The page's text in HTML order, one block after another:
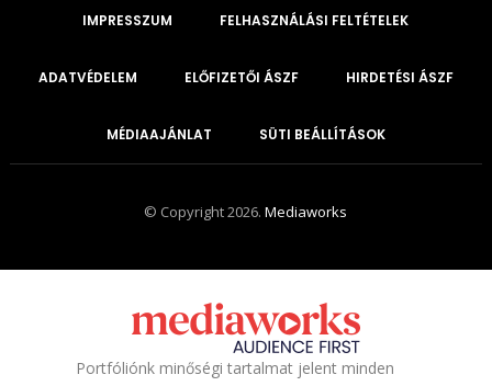
IMPRESSZUM FELHASZNÁLÁSI FELTÉTELEK
ADATVÉDELEM ELŐFIZETŐI ÁSZF HIRDETÉSI ÁSZF
MÉDIAAJÁNLAT SÜTI BEÁLLÍTÁSOK
© Copyright 2026.Mediaworks
Portfóliónk minőségi tartalmat jelent minden